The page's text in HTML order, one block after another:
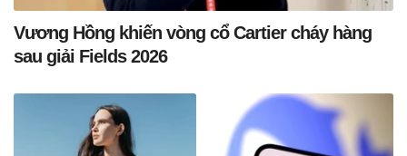
Vương Hồng khiến vòng cổ Cartier cháy hàng
sau giải Fields 2026